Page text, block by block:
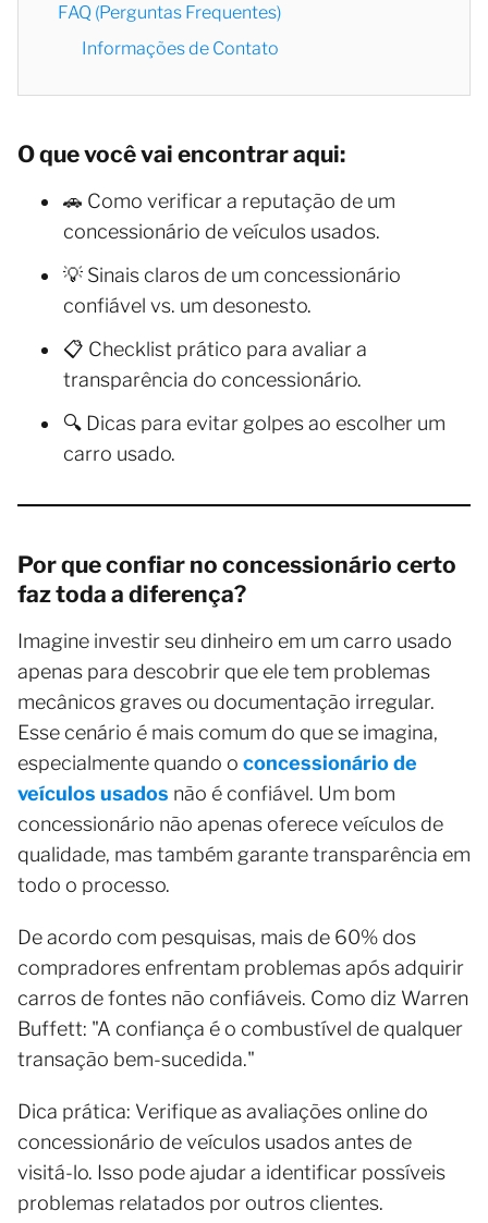
FAQ (Perguntas Frequentes)
Informações de Contato
O que você vai encontrar aqui:
🚗 Como verificar a reputação de um
concessionário de veículos usados.
💡 Sinais claros de um concessionário
confiável vs. um desonesto.
📋 Checklist prático para avaliar a
transparência do concessionário.
🔍 Dicas para evitar golpes ao escolher um
carro usado.
Por que confiar no concessionário certo
faz toda a diferença?
Imagine investir seu dinheiro em um carro usado
apenas para descobrir que ele tem problemas
mecânicos graves ou documentação irregular.
Esse cenário é mais comum do que se imagina,
especialmente quando o concessionário de
veículos usados não é confiável. Um bom
concessionário não apenas oferece veículos de
qualidade, mas também garante transparência em
todo o processo.
De acordo com pesquisas, mais de 60% dos
compradores enfrentam problemas após adquirir
carros de fontes não confiáveis. Como diz Warren
Buffett: "A confiança é o combustível de qualquer
transação bem-sucedida."
Dica prática: Verifique as avaliações online do
concessionário de veículos usados antes de
visitá-lo. Isso pode ajudar a identificar possíveis
problemas relatados por outros clientes.